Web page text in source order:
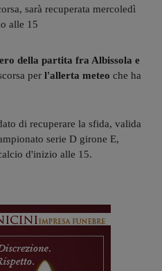
sarà recuperata mercoledì
alle 15
della partita fra Albissola e
per l'allerta meteo che ha
di recuperare la sfida, valida
serie D girone E,
d'inizio alle 15.